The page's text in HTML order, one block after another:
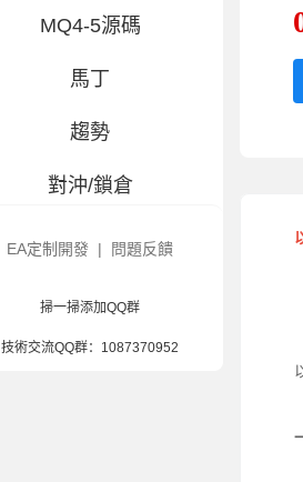
MQ4-5源碼
馬丁
趨勢
對沖/鎖倉
交易百科
風控輔助
EA定制開發 | 問題反饋
掃一掃添加QQ群
技術交流QQ群： 1087370952